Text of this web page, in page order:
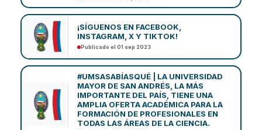
¡SÍGUENOS EN FACEBOOK,
INSTAGRAM, X Y TIKTOK!
Publicado el 01 sep 2023
#UMSASABÍASQUÉ | LA UNIVERSIDAD
MAYOR DE SAN ANDRÉS, LA MÁS
IMPORTANTE DEL PAÍS, TIENE UNA
AMPLIA OFERTA ACADÉMICA PARA LA
FORMACIÓN DE PROFESIONALES EN
TODAS LAS ÁREAS DE LA CIENCIA.